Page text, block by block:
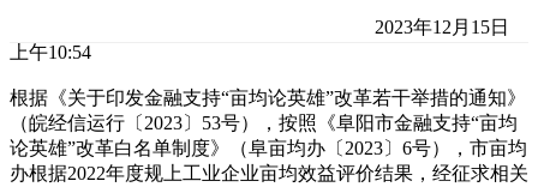
2023年12月15日
上午10:54
根据《关于印发金融支持“亩均论英雄”改革若干举措的通知》
（皖经信运行〔2023〕53号），按照《阜阳市金融支持“亩均
论英雄”改革白名单制度》（阜亩均办〔2023〕6号），市亩均
办根据2022年度规上工业企业亩均效益评价结果，经征求相关